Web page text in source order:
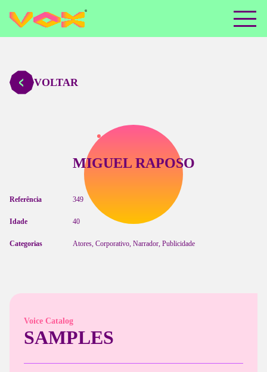
VOLTAR
MIGUEL RAPOSO
Referência 349
Idade 40
Categorias Atores, Corporativo, Narrador, Publicidade
Voice Catalog
SAMPLES